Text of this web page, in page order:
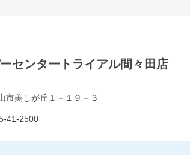
センタートライアル間々田店
市美しが丘１－１９－３
41-2500